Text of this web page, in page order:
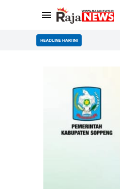
HEADLINE HARI INI